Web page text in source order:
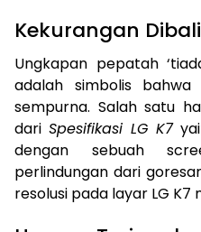
Kekurangan
Ungkapan pepatah
adalah simbolis
sempurna. Salah satu
dari Spesifikasi LG K7
dengan sebuah
perlindungan dari
resolusi pada layar LG